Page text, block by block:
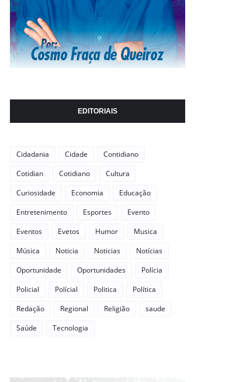
EDITORIAIS
Cidadania Cidade
Contidiano
Cotidian
Cotidiano
Cultura
Curiosidade
Economia
Educação
Entretenimento
Esportes
Evento
Eventos
Evetos Humor
Musica
Música
Noticia Noticias
Notícias
Oportunidade
Oportunidades
Polícia
Policial
Polícial Politica
Política
Redação
Regional Religião
saude
Saúde
Tecnologia